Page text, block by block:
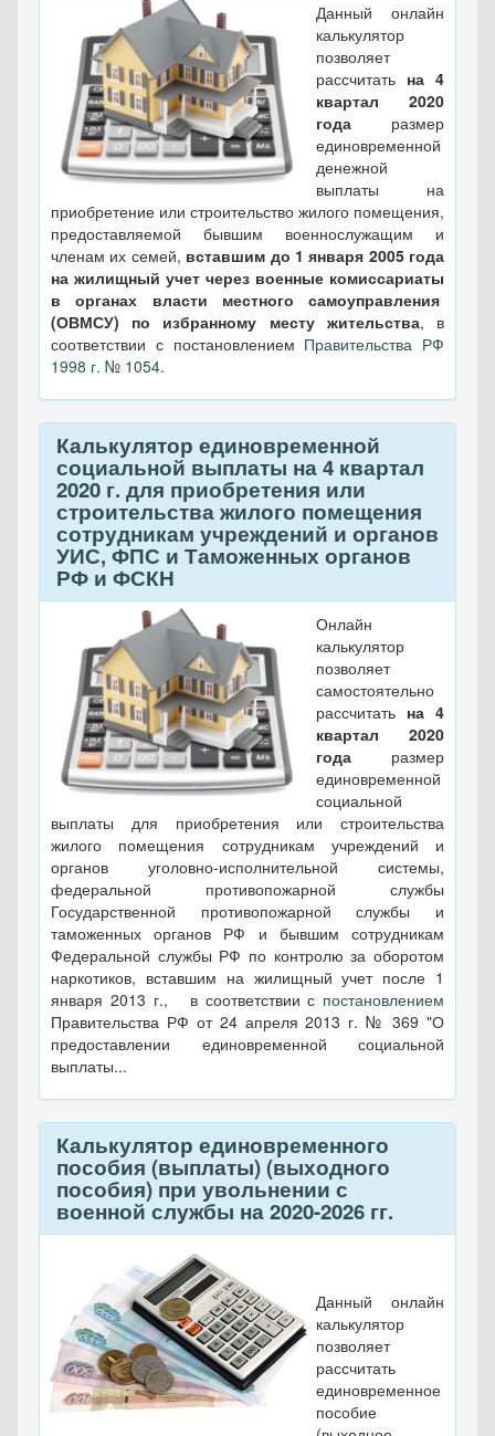
Данный онлайн
калькулятор
позволяет
рассчитать на 4
квартал 2020
года размер
единовременной
денежной
выплаты на
приобретение или строительство жилого помещения,
предоставляемой бывшим военнослужащим и
членам их семей, вставшим до 1 января 2005 года
на жилищный учет через военные комиссариаты
в органах власти местного самоуправления
(ОВМСУ) по избранному месту жительства, в
соответствии с постановлением Правительства РФ
1998 г. № 1054.
Калькулятор единовременной
социальной выплаты на 4 квартал
2020 г. для приобретения или
строительства жилого помещения
сотрудникам учреждений и органов
УИС, ФПС и Таможенных органов
РФ и ФСКН
Онлайн
калькулятор
позволяет
самостоятельно
рассчитать на 4
квартал 2020
года размер
единовременной
социальной
выплаты для приобретения или строительства
жилого помещения сотрудникам учреждений и
органов уголовно-исполнительной системы,
федеральной противопожарной службы
Государственной противопожарной службы и
таможенных органов РФ и бывшим сотрудникам
Федеральной службы РФ по контролю за оборотом
наркотиков, вставшим на жилищный учет после 1
января 2013 г., в соответствии с постановлением
Правительства РФ от 24 апреля 2013 г. № 369 "О
предоставлении единовременной социальной
выплаты...
Калькулятор единовременного
пособия (выплаты) (выходного
пособия) при увольнении с
военной службы на 2020-2026 гг.
Данный онлайн
калькулятор
позволяет
рассчитать
единовременное
пособие